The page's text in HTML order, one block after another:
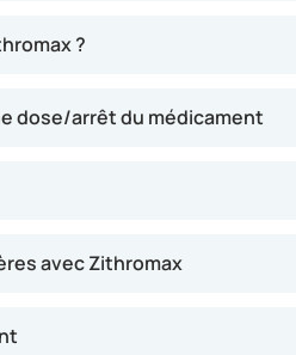
?
dose/arrêt du médicament
avec Zithromax